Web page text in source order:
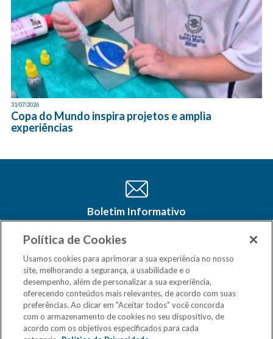
31/07/2026
Copa do Mundo inspira projetos e amplia
experiências
Boletim Informativo
Cadastre-se e receba as últimas
Política de Cookies
Usamos cookies para aprimorar a sua experiência no nosso
site, melhorando a segurança, a usabilidade e o
desempenho, além de personalizar a sua experiência,
oferecendo conteúdos mais relevantes, de acordo com suas
preferências. Ao clicar em "Aceitar todos" você concorda
com o armazenamento de cookies no seu dispositivo, de
acordo com os objetivos especificados para cada